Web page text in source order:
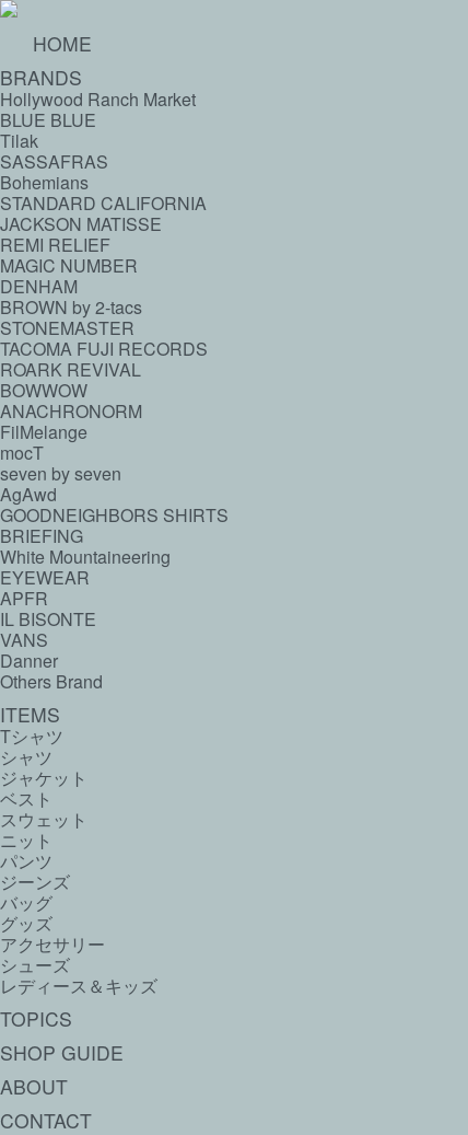
HOME
BRANDS
Hollywood Ranch Market
BLUE BLUE
Tilak
SASSAFRAS
Bohemians
STANDARD CALIFORNIA
JACKSON MATISSE
REMI RELIEF
MAGIC NUMBER
DENHAM
BROWN by 2-tacs
STONEMASTER
TACOMA FUJI RECORDS
ROARK REVIVAL
BOWWOW
ANACHRONORM
FilMelange
mocT
seven by seven
AgAwd
GOODNEIGHBORS SHIRTS
BRIEFING
White Mountaineering
EYEWEAR
APFR
IL BISONTE
VANS
Danner
Others Brand
ITEMS
Tシャツ
シャツ
ジャケット
ベスト
スウェット
ニット
パンツ
ジーンズ
バッグ
グッズ
アクセサリー
シューズ
レディース＆キッズ
TOPICS
SHOP GUIDE
ABOUT
CONTACT